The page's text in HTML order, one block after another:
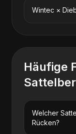
Wintec ×
Häufige
Welcher
Rücken?